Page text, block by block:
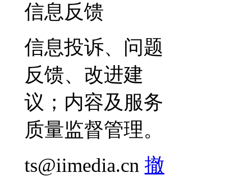
信息反馈
信息投诉、问题
反馈、改进建
议；内容及服务
质量监督管理。
ts@iimedia.cn 撤